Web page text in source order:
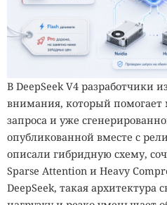
В DeepSeek V4 разработчики
внимания, который помогает
запроса и уже
опубликованной вместе с
описали гибридную схему,
Sparse Attention и Heavy
DeepSeek, такая